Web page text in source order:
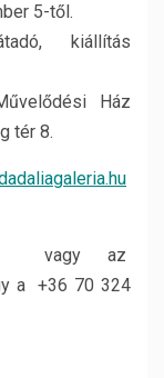
5-től.
kiállítás
Ház
tér 8.
vagy az
a +36 70 324